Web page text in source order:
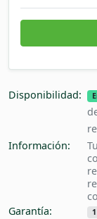
Disponibilidad:
Información:
Garantía: